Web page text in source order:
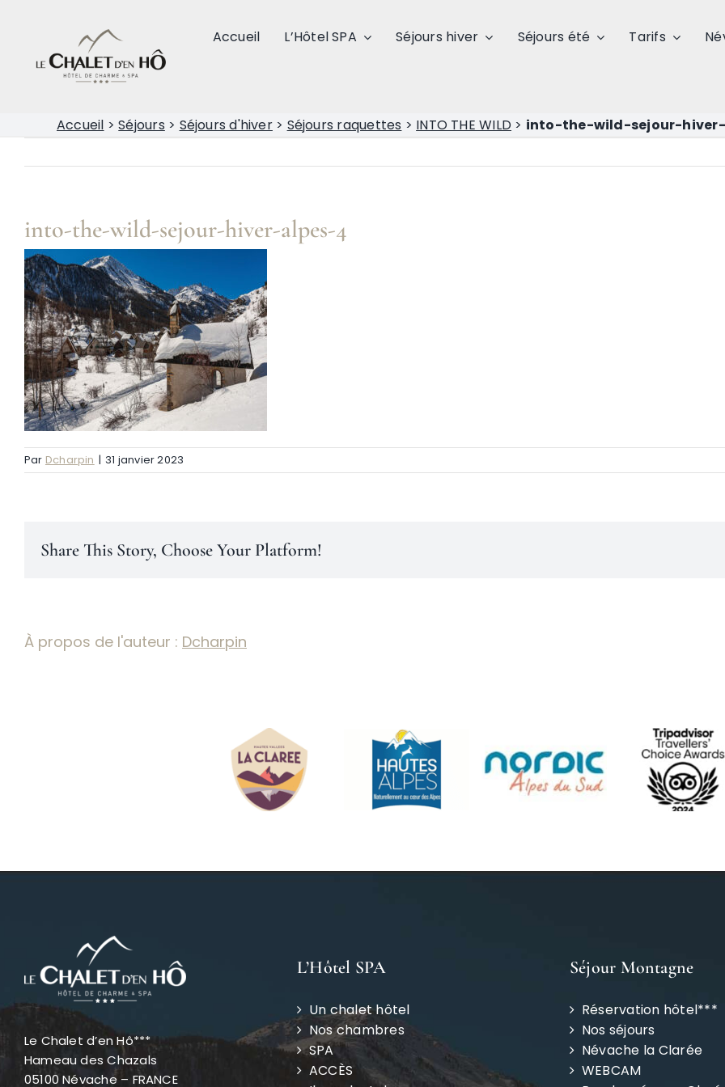
Accueil L’Hôtel SPA Séjours hiver Séjours été Tarifs
Accueil >Séjours > Séjours d'hiver> Séjours raquettes > INTO THE WILD > into-the-wild-sejour-
into-the-wild-sejour-hiver-alpes-4
Par Dcharpin | 31 janvier 2023
Share This Story, Choose Your Platform!
À propos de l'auteur : Dcharpin
Le Chalet d’en Hô***
Hameau des Chazals
05100 Névache – FRANCE
L’Hôtel SPA
Un chalet hôtel
Nos chambres
SPA
ACCÈS
Séjour Montagne
Réservation hôtel***
Nos séjours
Névache la Clarée
WEBCAM